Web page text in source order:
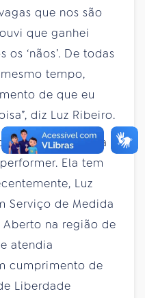
que nos são
que ganhei
‘nãos’. De todas
tempo,
de que eu
diz Luz Ribeiro.
educadora
Ela tem
Luz
Serviço de Medida
na região de
atendia
cumprimento de
Liberdade